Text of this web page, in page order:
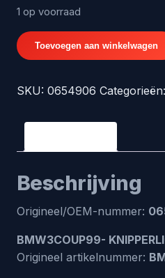
1 op voorraad
BMW3COUP99-
KNIPPERLICHT
RE
3/03
nr.
aantal
Toevoegen aan winkelwagen
SKU: 0654906 Categorieën:
Beschrijving
Origineel/OEM-nummer:
BMW3COUP99-
Origineel artikelnummer: